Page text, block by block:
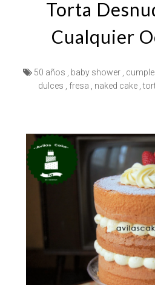
Torta
Cualquier
50 años baby shower
dulces
fresa naked cake ,